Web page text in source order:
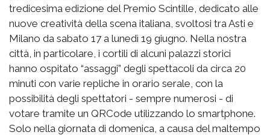
tredicesima edizione del Premio Scintille, dedicato alle
nuove creatività della scena italiana, svoltosi tra Asti e
Milano da sabato 17 a lunedì 19 giugno. Nella nostra
città, in particolare, i cortili di alcuni palazzi storici
hanno ospitato “assaggi” degli spettacoli da circa 20
minuti con varie repliche in orario serale, con la
possibilità degli spettatori - sempre numerosi - di
votare tramite un QRCode utilizzando lo smartphone.
Solo nella giornata di domenica, a causa del maltempo